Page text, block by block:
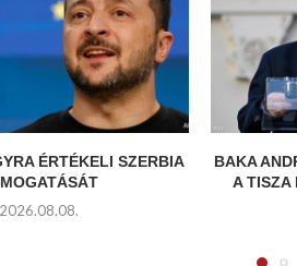
ÉRTÉKELI SZERBIA
2026.08.08.
BAKA
A TISZA